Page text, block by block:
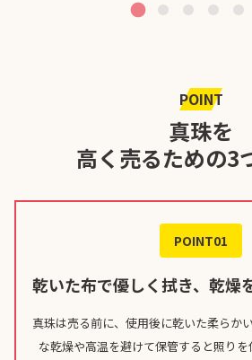
POINT
真珠を
高く売るための3
POINT01
乾いた布で優しく拭き、乾燥
真珠は売る前に、使用後に乾いた柔らか
な乾燥や高温を避けて保管すると照りを